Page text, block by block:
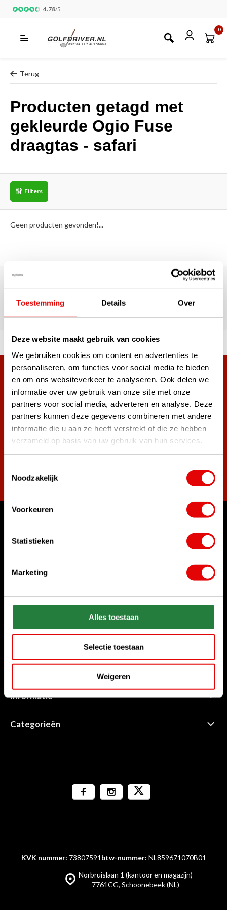
Toestemming Details Over
Deze website maakt gebruik van cookies
We gebruiken cookies om content en advertenties te
personaliseren, om functies voor social media te bieden
en om ons websiteverkeer te analyseren. Ook delen we
informatie over uw gebruik van onze site met onze
partners voor social media, adverteren en analyse. Deze
partners kunnen deze gegevens combineren met andere
informatie die u aan ze heeft verstrekt of die ze hebben
verzameld op basis van uw gebruik van hun services.
Noodzakelijk
Voorkeuren
Statistieken
Marketing
Alles toestaan
Selectie toestaan
Weigeren
4.78/5
0
Terug
Producten getagd met
gekleurde Ogio Fuse
draagtas - safari
Filters
Geen producten gevonden!...
180.000+ Klanten | 5.000+ Reviews | Trusted Shops, TrustPilot,
Reviews: Onze klanten aan het
woord
A-merken! Vóór 15:00 besteld,
Meer dan 38.000 klanten hebben zich al
aangemeld.
Word ook lid van de nieuwsbrief en mis nooit meer de beste
golf aanbiedingen!
Stuur ons een e-mail
sales@golfdriver.nl
Klantenservice
Informatie
Categorieën
Norbruislaan 1 (kantoor en magazijn)
7761CG, Schoonebeek (NL)
KVK nummer: 73807591 btw-nummer: NL859671070B01